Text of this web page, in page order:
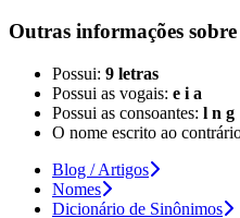
Outras informações sobre
Possui: 9 letras
Possui as vogais: e i a
Possui as consoantes: l n g
O nome escrito ao
Blog / Artigos
Nomes
Dicionário de Sinônimos